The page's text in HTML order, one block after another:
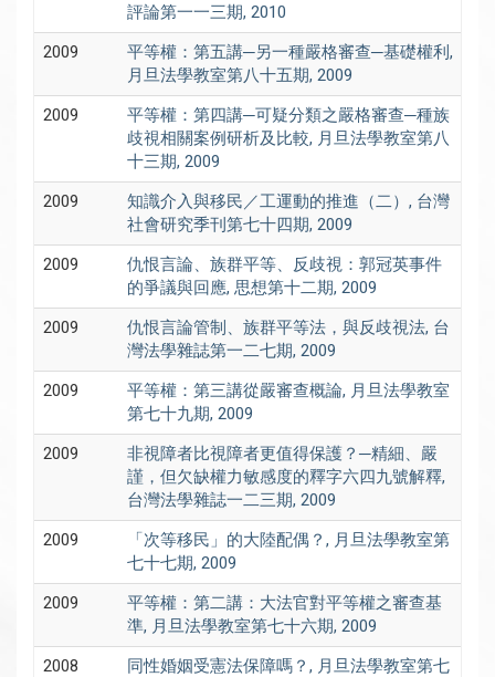
評論第一一三期, 2010
2009
平等權：第五講─另一種嚴格審查─基礎權利,
月旦法學教室第八十五期, 2009
2009
平等權：第四講─可疑分類之嚴格審查─種族
歧視相關案例研析及比較, 月旦法學教室第八
十三期, 2009
2009
知識介入與移民／工運動的推進（二）, 台灣
社會研究季刊第七十四期, 2009
2009
仇恨言論、族群平等、反歧視：郭冠英事件
的爭議與回應, 思想第十二期, 2009
2009
仇恨言論管制、族群平等法，與反歧視法, 台
灣法學雜誌第一二七期, 2009
2009
平等權：第三講從嚴審查概論, 月旦法學教室
第七十九期, 2009
2009
非視障者比視障者更值得保護？─精細、嚴
謹，但欠缺權力敏感度的釋字六四九號解釋,
台灣法學雜誌一二三期, 2009
2009
「次等移民」的大陸配偶？, 月旦法學教室第
七十七期, 2009
2009
平等權：第二講：大法官對平等權之審查基
準, 月旦法學教室第七十六期, 2009
2008
同性婚姻受憲法保障嗎？, 月旦法學教室第七